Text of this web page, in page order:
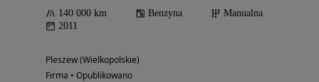
140 000 km Benzyna
Manualna
2011
Pleszew (Wielkopolskie)
Firma • Opublikowano